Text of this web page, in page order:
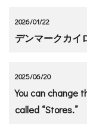
2026/01/22
デンマークカイ
2025/06/20
You can change
called “Stores.”